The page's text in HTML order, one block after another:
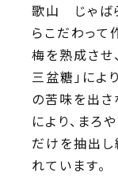
歌山 じゃば
らこだわって
梅を熟成させ
三盆糖」によ
の苦味を出
により、まろ
だけを抽出
れています。